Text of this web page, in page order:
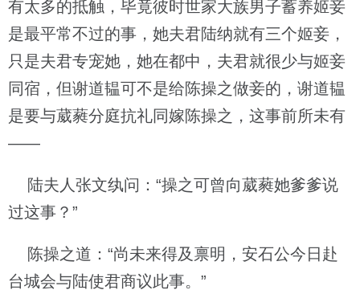
有太多的抵触，毕竟彼时世家大族男子蓄养姬妾
是最平常不过的事，她夫君陆纳就有三个姬妾，
只是夫君专宠她，她在都中，夫君就很少与姬妾
同宿，但谢道韫可不是给陈操之做妾的，谢道韫
是要与葳蕤分庭抗礼同嫁陈操之，这事前所未有
——
陆夫人张文纨问：“操之可曾向葳蕤她爹爹说
过这事？”
陈操之道：“尚未来得及禀明，安石公今日赴
台城会与陆使君商议此事。”